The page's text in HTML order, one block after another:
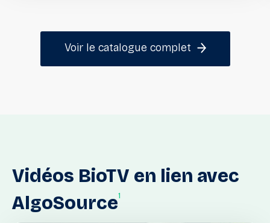
Voir le catalogue complet
Vidéos BioTV en lien avec
AlgoSource1